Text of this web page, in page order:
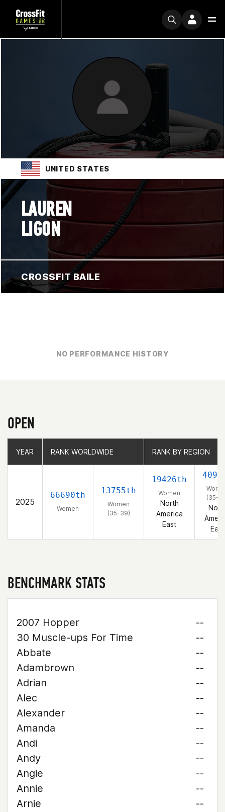
UNITED STATES
LAUREN
LIGON
CROSSFIT BAILE
NO PERFORMANCE HISTORY
OPEN
YEAR RANK WORLDWIDE RANK BY REGION
2025
66690th
Women
13755th
Women
(35-39)
19426th
Women
North
America
East
(35-
East
YEAR RANK WORLDWIDE RANK BY REGION
BENCHMARK STATS
2007 Hopper
--
30 Muscle-ups For Time
--
Abbate
--
Adambrown
--
Adrian
--
Alec
--
Alexander
--
Amanda
--
Andi
--
Andy
--
Angie
--
Annie
--
Arnie
--